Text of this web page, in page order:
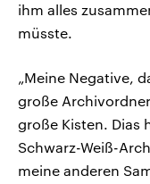
ihm alles
müsste.
„Meine Negative,
große
große Kisten. Dias
Schwarz-Weiß-
meine anderen